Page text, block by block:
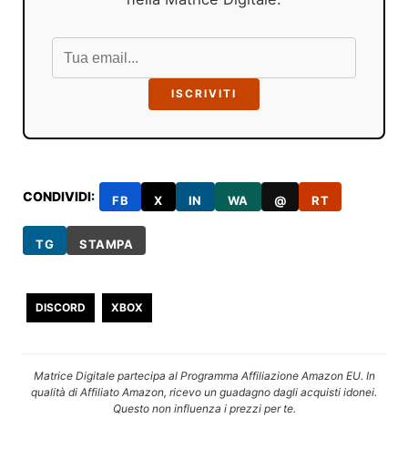
ISCRIVITI
CONDIVIDI: FB X IN WA @ RT
TG STAMPA
DISCORD XBOX
Matrice Digitale partecipa al Programma Affiliazione Amazon EU. In
qualità di Affiliato Amazon, ricevo un guadagno dagli acquisti idonei.
Questo non influenza i prezzi per te.